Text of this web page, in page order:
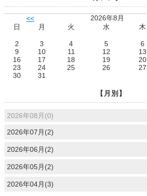
<<
2026年8月
日
月 火 水 木
2
3 4 5 6
9
10 11 12 13
16
17 18 19 20
23
24 25 26 27
30
31
【月別】
2026年08月(0)
2026年07月(2)
2026年06月(2)
2026年05月(2)
2026年04月(3)